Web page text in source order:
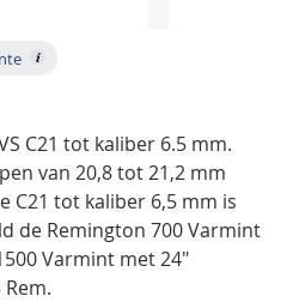
C21 tot kaliber 6.5 mm.
van 20,8 tot 21,2 mm
C21 tot kaliber 6,5 mm is
de Remington 700 Varmint
Varmint met 24"